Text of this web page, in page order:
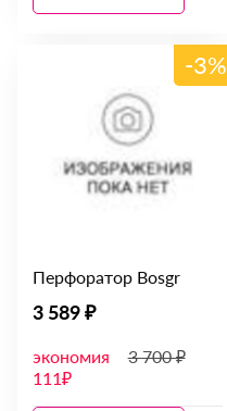
-3%
Перфоратор Bosgr
3 589 ₽
экономия
111₽
3 700 ₽